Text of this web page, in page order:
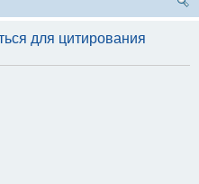
для цитирования